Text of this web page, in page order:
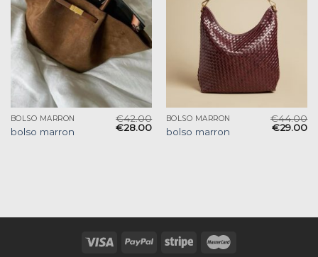
BOLSO MARRON
bolso marron
€42.00
€28.00
BOLSO MARRON
bolso marron
€44.00
€29.00